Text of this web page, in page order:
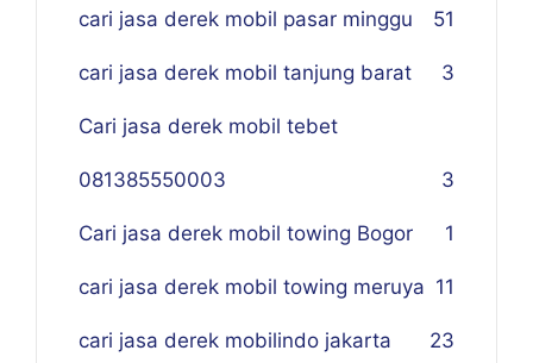
cari jasa derek mobil pasar minggu 51
cari jasa derek mobil tanjung barat 3
Cari jasa derek mobil tebet
081385550003 3
Cari jasa derek mobil towing Bogor 1
cari jasa derek mobil towing meruya 11
cari jasa derek mobilindo jakarta 23